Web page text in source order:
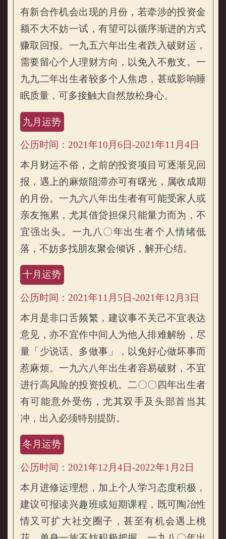
有新合作机会出现的月份，若牵涉的投资金
额不大不妨一试，有望可以循序渐进的方式
赚取回报。一九五六年出生者跌入破财运，
需要留心个人理财方向，以免入不敷支。一
九九二年出生者较多个人焦虑，甚或影响睡
眠质量，可多接触大自然放松身心。
九月运势
公历时间：2021年10月6日-2021年11月4日
本月财运不俗，之前的投资项目可逐渐见回
报，遇上的麻烦阻滞亦可有曙光，属收成期
的月份。一九六八年出生者有可能受家人或
亲友拖累，尤其借贷担保只能量力而为，不
宜强出头。一九八〇年出生者个人情绪低
落，不妨多找朋友聚会倾诉，解开心结。
十月运势
公历时间：2021年11月5日-2021年12月3日
本月是非口舌频繁，建议事不关己不宜表达
意见，亦不宜作中间人为他人排难解纷，尽
量「少说话、多做事」，以免好心做坏事而
惹麻烦。一九六八年出生者容易破财，不宜
进行高风险的投资投机。二〇〇四年出生者
有可能意外受伤，尤其双手及头部首当其
冲，出入必须特别提防。
冬月运势
公历时间：2021年12月4日-2022年1月2日
本月进修运理想，加上个人学习态度积极，
建议可报读兴趣班或短期课程，既可陶冶性
情又可扩大社交圈子，甚至有机会遇上桃